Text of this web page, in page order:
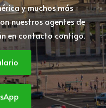
y muchos más
nuestros agentes de
en contacto contigo.